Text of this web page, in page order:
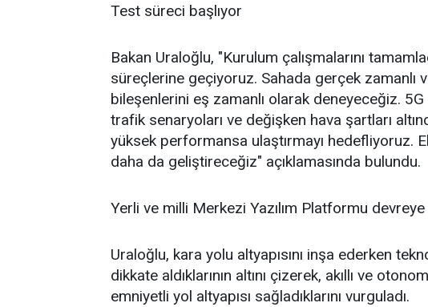
Test süreci başlıyor
Bakan Uraloğlu, "Kurulum çalışmalarını
süreçlerine geçiyoruz. Sahada gerçek zamanlı
bileşenlerini eş zamanlı olarak deneyeceğiz. 5G
trafik senaryoları ve değişken hava şartları
yüksek performansa ulaştırmayı hedefliyoruz.
daha da geliştireceğiz" açıklamasında bulundu.
Yerli ve milli Merkezi Yazılım Platformu devreye
Uraloğlu, kara yolu altyapısını inşa ederken
dikkate aldıklarının altını çizerek, akıllı ve
emniyetli yol altyapısı sağladıklarını vurguladı.